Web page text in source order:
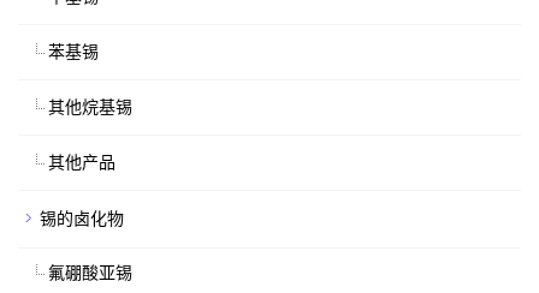
苯基锡
其他烷基锡
其他产品
锡的卤化物
氟硼酸亚锡